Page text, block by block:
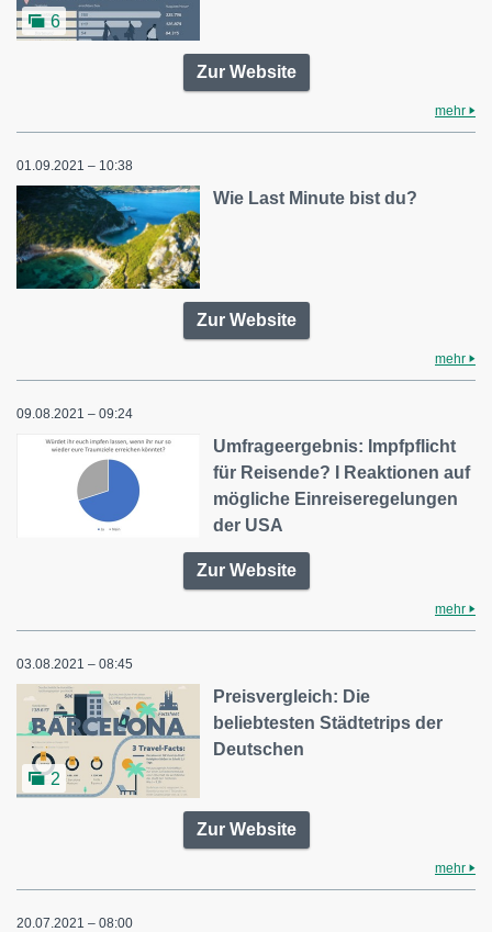
6
Zur Website
mehr
01.09.2021 – 10:38
Wie Last Minute bist du?
Zur Website
mehr
09.08.2021 – 09:24
Umfrageergebnis: Impfpflicht
für Reisende? I Reaktionen auf
mögliche Einreiseregelungen
der USA
Zur Website
mehr
03.08.2021 – 08:45
2
Preisvergleich: Die
beliebtesten Städtetrips der
Deutschen
Zur Website
mehr
20.07.2021 – 08:00